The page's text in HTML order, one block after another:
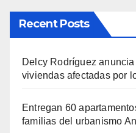
Recent Posts
Delcy Rodríguez
viviendas afectadas por
Entregan 60
familias del urbanismo